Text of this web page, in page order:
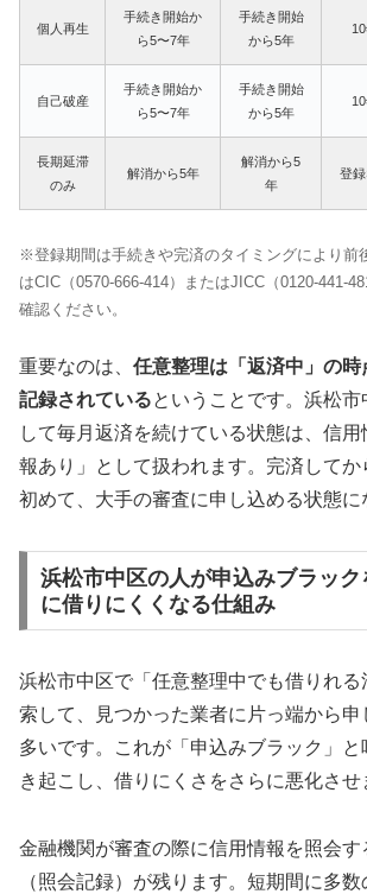
個人再生
手続き開始か
ら5〜7年
手続き開始
から5年
自己破産
手続き開始か
ら5〜7年
手続き開始
から5年
長期延滞
のみ
解消から5年
解消から5
年
登録
※登録期間は手続きや完済のタイミングにより前
はCIC（0570-666-414）またはJICC（0120-441-
確認ください。
重要なのは、 任意整理は「返済中」の
記録されているということです。浜松
して毎月返済を続けている状態は、信
報あり」として扱われます。完済してか
初めて、大手の審査に申し込める状態に
浜松市中区の人が申込みブラッ
に借りにくくなる仕組み
浜松市中区で「任意整理中でも借りれる
索して、見つかった業者に片っ端から申
多いです。これが「申込みブラック」と
き起こし、借りにくさをさらに悪化させ
金融機関が審査の際に信用情報を照会
（照会記録）が残ります。短期間に多